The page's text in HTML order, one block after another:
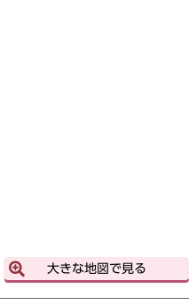
大きな地図で見る